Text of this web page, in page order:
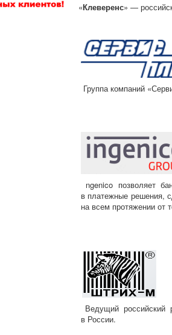
«Клеверенс» —
Группа компаний
ngenico позволяет
в платежные решения,
на всем протяжении от
Ведущий российский
в России.